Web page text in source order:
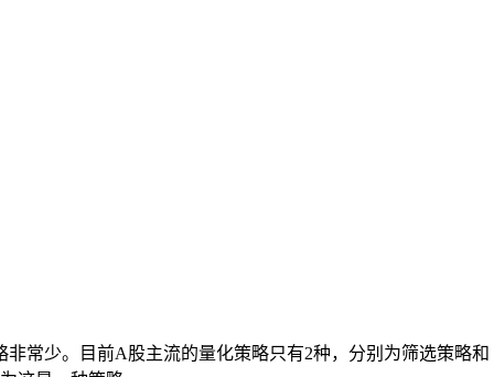
常少。目前A股主流的量化策略只有2种，分别为筛选策略和